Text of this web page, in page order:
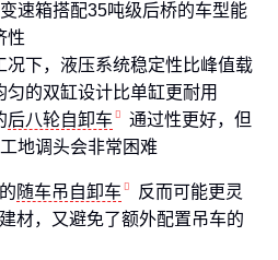
速箱搭配35吨级后桥的车型能
性
况下，液压系统稳定性比峰值载
的双缸设计比单缸更耐用
后八轮自卸车
通过性更好，但
地调头会非常困难
随车吊自卸车
反而可能更灵
，又避免了额外配置吊车的